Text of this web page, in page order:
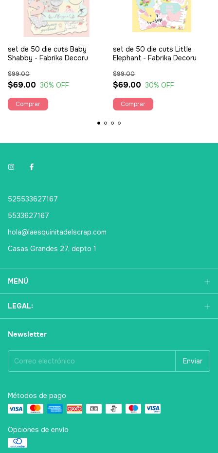
set de 50 die cuts Baby
Shabby - Fabrika Decoru
$69.00
$99.00
30% OFF
set de 50 die cuts Little
Elephant - Fabrika Decoru
$69.00
$99.00
30% OFF
525533627167
5533627167
hola@laesquinitadelscrap.com
Casas Grandes 27, depto 1
MENÚ
LEGAL:
Newsletter
Métodos de pago
Opciones de envío